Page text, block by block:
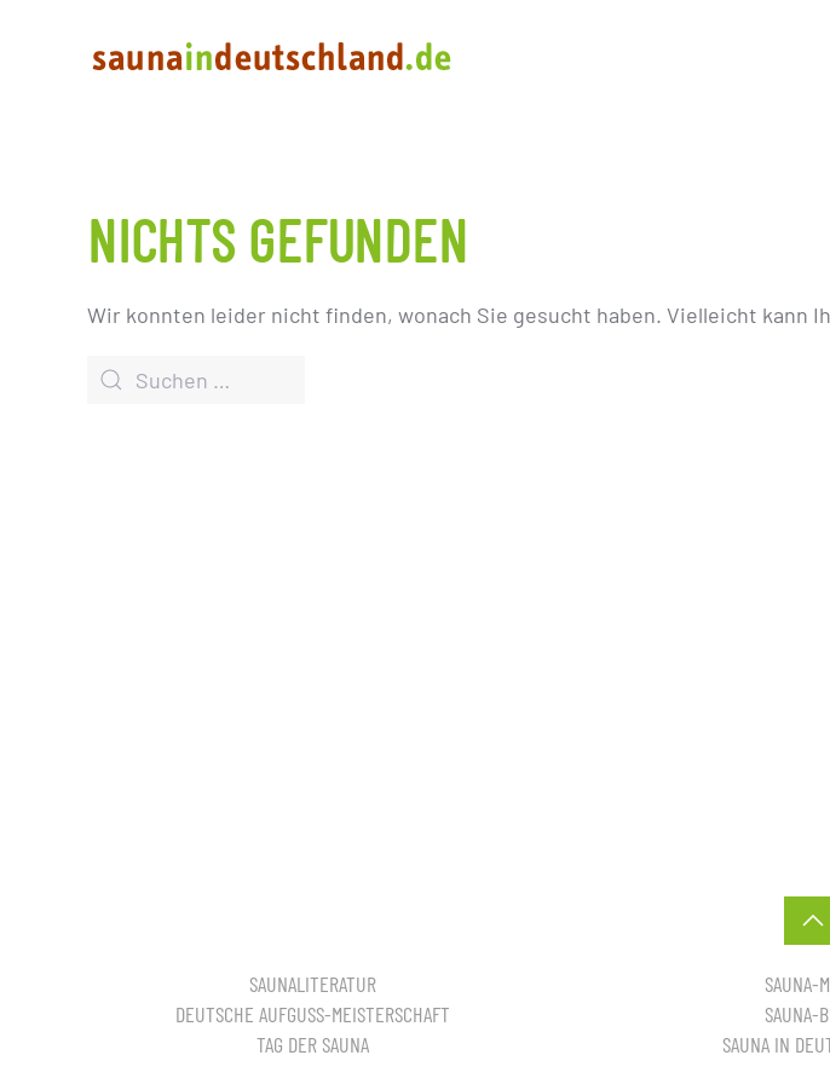
NICHTS GEFUNDEN
Wir konnten leider nicht finden, wonach Sie gesucht haben. Vielleicht kann
SAUNALITERATUR
DEUTSCHE AUFGUSS-MEISTERSCHAFT
TAG DER SAUNA
SAUNA-
SAUNA-
SAUNA IN